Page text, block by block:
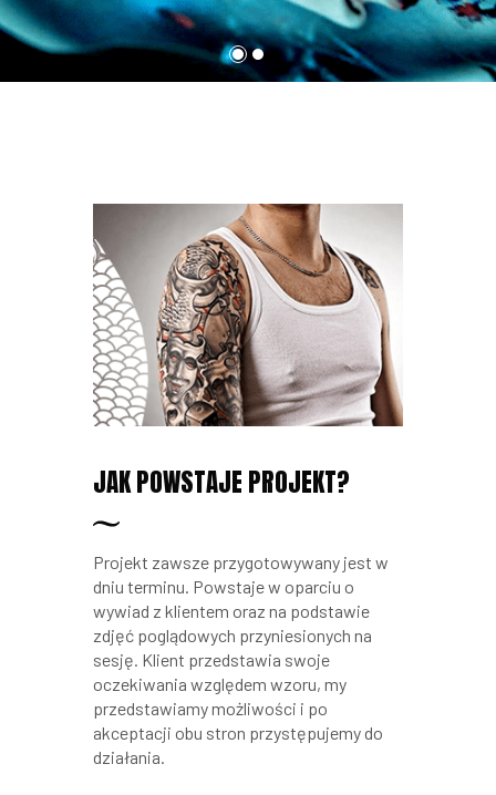
JAK POWSTAJE PROJEKT?
Projekt zawsze przygotowywany jest w
dniu terminu. Powstaje w oparciu o
wywiad z klientem oraz na podstawie
zdjęć poglądowych przyniesionych na
sesję. Klient przedstawia swoje
oczekiwania względem wzoru, my
przedstawiamy możliwości i po
akceptacji obu stron przystępujemy do
działania.